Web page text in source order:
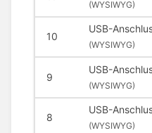
(WYSIWYG)
10
USB-
(WYSIWYG)
9
USB-
(WYSIWYG)
8
USB-
(WYSIWYG)